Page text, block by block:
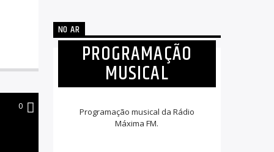
0
NO AR
PROGRAMAÇÃO
MUSICAL
Programação musical da Rádio
Máxima FM.